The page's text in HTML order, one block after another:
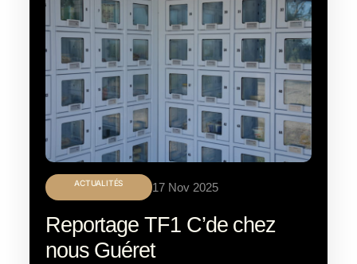
ACTUALITÉS 17 Nov 2025
Reportage TF1 C’de chez
nous Guéret